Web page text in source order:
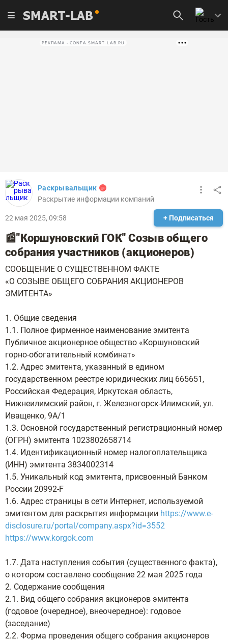
SMART-LAB
РЕКЛАМА • CONFA.SMART-LAB.RU
Раскрывальщик
Раскрытие информации компаний
22 мая 2025, 09:58 + Подписаться
📰"Коршуновский ГОК" Созыв общего
собрания участников (акционеров)
СООБЩЕНИЕ О СУЩЕСТВЕННОМ ФАКТЕ
«О СОЗЫВЕ ОБЩЕГО СОБРАНИЯ АКЦИОНЕРОВ
ЭМИТЕНТА»
1. Общие сведения
1.1. Полное фирменное наименование эмитента
Публичное акционерное общество «Коршуновский
горно-обогатительный комбинат»
1.2. Адрес эмитента, указанный в едином
государственном реестре юридических лиц 665651,
Российская Федерация, Иркутская область,
Нижнеилимский район, г. Железногорск-Илимский, ул.
Иващенко, 9А/1
1.3. Основной государственный регистрационный номер
(ОГРН) эмитента 1023802658714
1.4. Идентификационный номер налогоплательщика
(ИНН) эмитента 3834002314
1.5. Уникальный код эмитента, присвоенный Банком
России 20992-F
1.6. Адрес страницы в сети Интернет, используемой
эмитентом для раскрытия информации https://www.e-
disclosure.ru/portal/company.aspx?id=3552
https://www.korgok.com
1.7. Дата наступления события (существенного факта),
о котором составлено сообщение 22 мая 2025 года
2. Содержание сообщения
2.1. Вид общего собрания акционеров эмитента
(годовое (очередное), внеочередное): годовое
(заседание)
2.2. Форма проведения общего собрания акционеров